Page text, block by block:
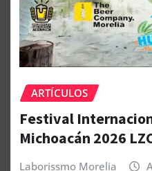
ARTÍCULOS
Festival
Michoacán 2026
Laborissmo Morelia